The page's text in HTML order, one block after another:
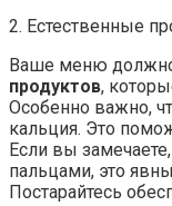
2. Естественные
Ваше меню должно
продуктов,
Особенно важно,
кальция. Это
Если вы
пальцами, это
Постарайтесь